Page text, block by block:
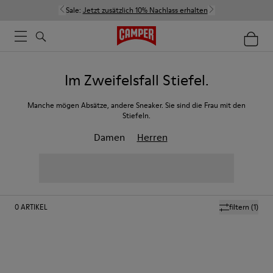
Sale: Jetzt zusätzlich 10% Nachlass erhalten
Im Zweifelsfall Stiefel.
Manche mögen Absätze, andere Sneaker. Sie sind die Frau mit den
Stiefeln.
Damen Herren
filtern (1)
0ARTIKEL